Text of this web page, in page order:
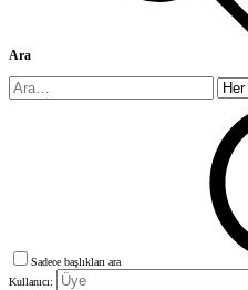
Ara
Sadece başlıkları ara
Kullanıcı: